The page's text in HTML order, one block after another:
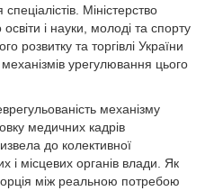
Міністерство
і науки, молоді та спорту
розвитку та торгівлі України
урегулювання цього
механізму
медичних кадрів
до колективної
і місцевих органів влади. Як
між реальною потребою